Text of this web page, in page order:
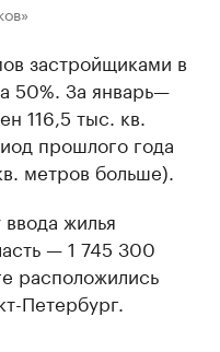
застройщиками в
50%. За январь—
116,5 тыс. кв.
прошлого года
метров больше).
жилья
— 1 745 300
расположились
Петербург.